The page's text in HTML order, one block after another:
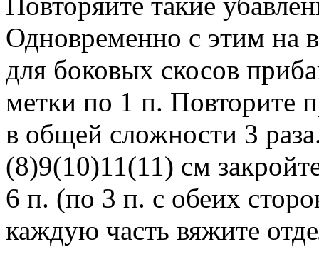
Одновременно с этим на
для боковых скосов
метки по 1 п. Повторите
в общей сложности 3
(8)9(10)11(11) см
6 п. (по 3 п. с обеих
каждую часть вяжите